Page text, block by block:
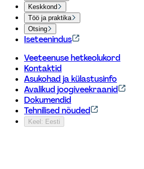
Keskkond
Töö ja praktika
Otsing
Iseteenindus
Veeteenuse hetkeolukord
Kontaktid
Asukohad ja külastusinfo
Avalikud joogiveekraanid
Dokumendid
Tehnilised nõuded
Keel: Eesti